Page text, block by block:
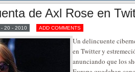
de Axl Rose en
- 20 - 2010 ADD COMMENTS
Un delincuente
en Twitter y
anunciando que los